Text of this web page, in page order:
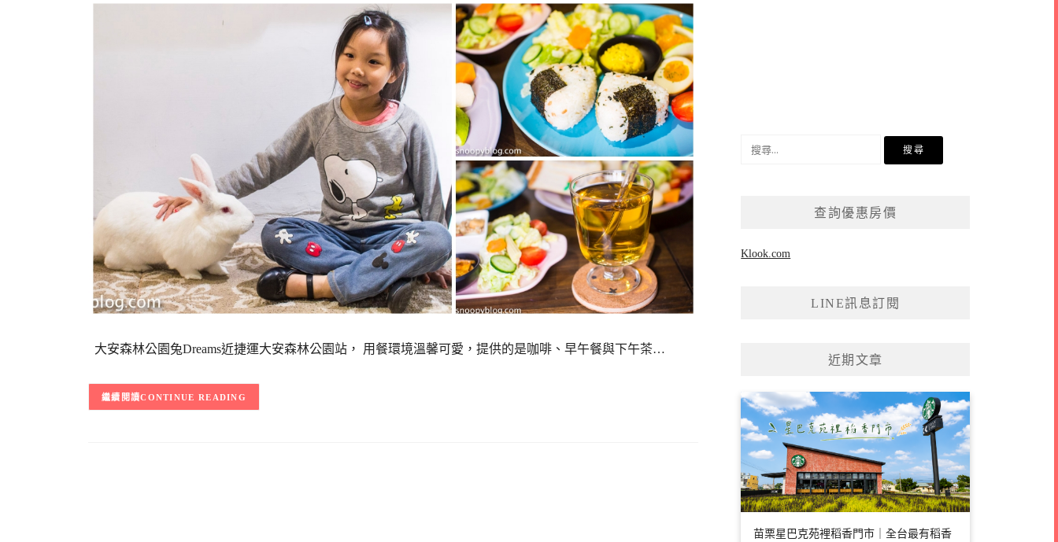
大安森林公園兔Dreams近捷運大安森林公園站， 用餐環境溫馨可愛，提供的是咖啡、早午餐與下午茶…
CONTINUE READING
查詢優惠房價
Klook.com
LINE訊息訂閱
近期文章
苗栗星巴克苑裡稻香門市｜全台最有稻香